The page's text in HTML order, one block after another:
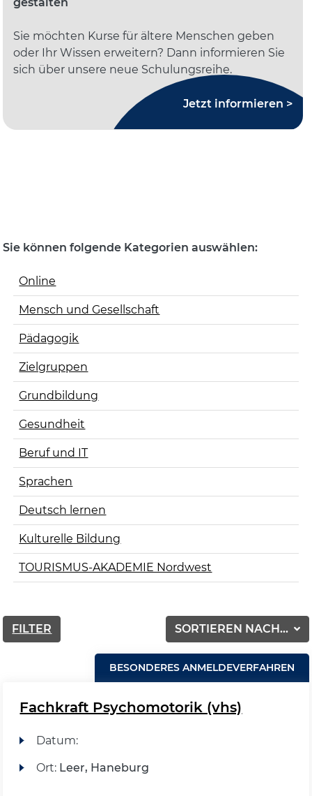
Sie möchten Kurse für ältere Menschen geben
oder Ihr Wissen erweitern? Dann informieren Sie
sich über unsere neue Schulungsreihe.
Jetzt informieren >
Sie können folgende Kategorien auswählen:
Online
Mensch und Gesellschaft
Pädagogik
Zielgruppen
Grundbildung
Gesundheit
Beruf und IT
Sprachen
Deutsch lernen
Kulturelle Bildung
TOURISMUS-AKADEMIE Nordwest
SORTIEREN NACH...
FILTER
BESONDERES ANMELDEVERFAHREN
Fachkraft Psychomotorik (vhs)
Datum:
Ort: Leer, Haneburg